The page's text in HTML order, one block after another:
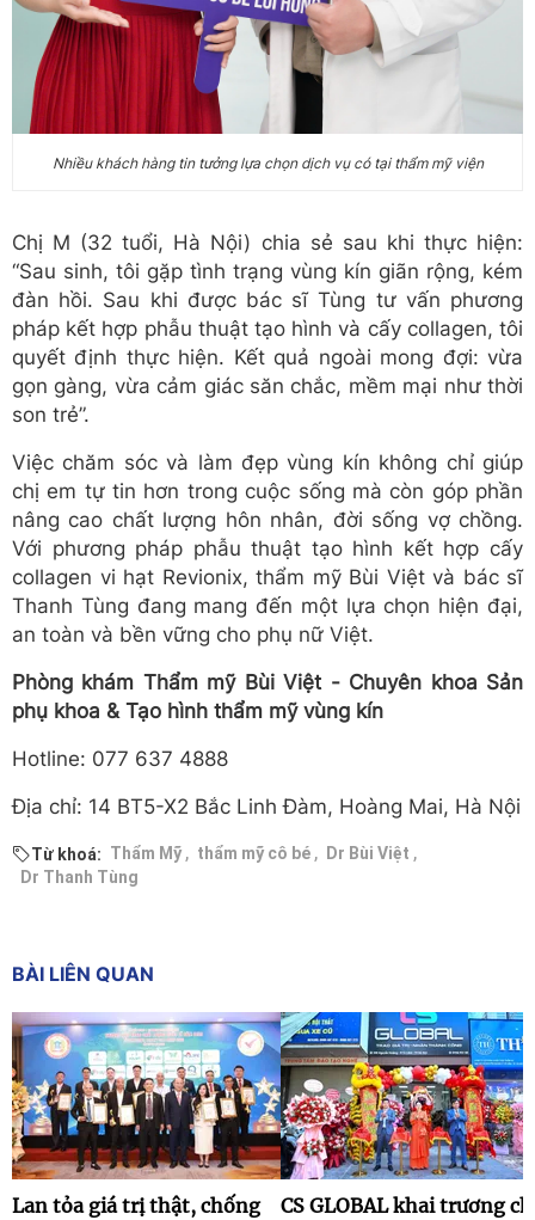
Nhiều khách hàng tin tưởng lựa chọn dịch vụ có tại thẩm mỹ viện
Chị M (32 tuổi, Hà Nội) chia sẻ sau khi thực hiện:
“Sau sinh, tôi gặp tình trạng vùng kín giãn rộng, kém
đàn hồi. Sau khi được bác sĩ Tùng tư vấn phương
pháp kết hợp phẫu thuật tạo hình và cấy collagen, tôi
quyết định thực hiện. Kết quả ngoài mong đợi: vừa
gọn gàng, vừa cảm giác săn chắc, mềm mại như thời
son trẻ”.
Việc chăm sóc và làm đẹp vùng kín không chỉ giúp
chị em tự tin hơn trong cuộc sống mà còn góp phần
nâng cao chất lượng hôn nhân, đời sống vợ chồng.
Với phương pháp phẫu thuật tạo hình kết hợp cấy
collagen vi hạt Revionix, thẩm mỹ Bùi Việt và bác sĩ
Thanh Tùng đang mang đến một lựa chọn hiện đại,
an toàn và bền vững cho phụ nữ Việt.
Phòng khám Thẩm mỹ Bùi Việt - Chuyên khoa Sản
phụ khoa & Tạo hình thẩm mỹ vùng kín
Hotline: 077 637 4888
Địa chỉ: 14 BT5-X2 Bắc Linh Đàm, Hoàng Mai, Hà Nội
Từ khoá: Thẩm Mỹ , thẩm mỹ cô bé , Dr Bùi Việt ,
Dr Thanh Tùng
BÀI LIÊN QUAN
Lan tỏa giá trị thật, chống
CS GLOBAL khai trương